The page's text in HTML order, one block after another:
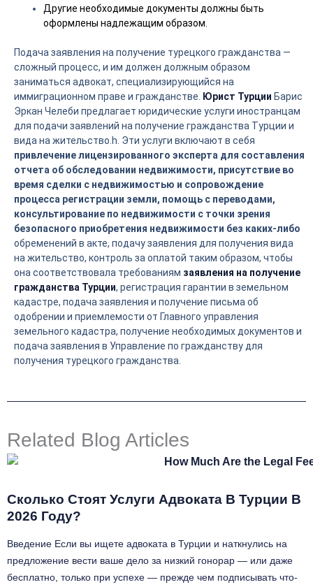
Другие необходимые документы должны быть
оформлены надлежащим образом.
Подача заявления на получение турецкого гражданства —
сложный процесс, и им должен должным образом
заниматься адвокат, специализирующийся на
иммиграционном праве и гражданстве. Юрист Турции Барис
Эркан Челеби предлагает юридические услуги иностранцам
для подачи заявлений на получение гражданства Турции и
вида на жительство.h. Эти услуги включают в себя
привлечение лицензированного эксперта для составления
отчета об обследовании недвижимости, присутствие во
время сделки с недвижимостью и сопровождение
процесса регистрации земли, помощь с переводами,
консультирование по недвижимости с точки зрения
безопасного приобретения недвижимости без каких-либо
обременений в акте, подачу заявления для получения вида
на жительство, контроль за оплатой таким образом, чтобы
она соответствовала требованиям заявления на получение
гражданства Турции, регистрация гарантии в земельном
кадастре, подача заявления и получение письма об
одобрении и приемлемости от Главного управления
земельного кадастра, получение необходимых документов и
подача заявления в Управление по гражданству для
получения турецкого гражданства.
Related Blog Articles
Сколько Стоят Услуги Адвоката В Турции В
2026 Году?
Введение Если вы ищете адвоката в Турции и наткнулись на
предложение вести ваше дело за низкий гонорар — или даже
бесплатно, только при успехе — прежде чем подписывать что-